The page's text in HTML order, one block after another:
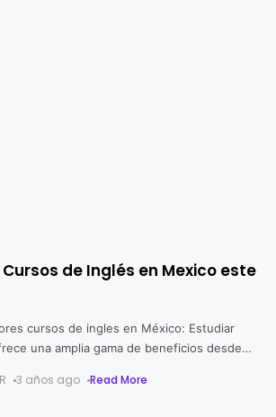
de Inglés en Mexico este
cursos de ingles en México: Estudiar
una amplia gama de beneficios desde
3 años ago Read More